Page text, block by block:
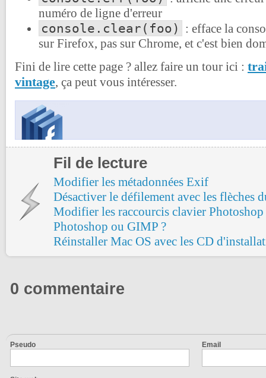
numéro de ligne d'erreur
console.clear(foo) : efface la
sur Firefox, pas sur Chrome, et c'est bien
Fini de lire cette page ? allez faire un tour ici :
vintage, ça peut vous intéresser.
Fil de lecture
Modifier les métadonnées Exif
Désactiver le défilement avec les flèches
Modifier les raccourcis clavier Photoshop
Photoshop ou GIMP ?
Réinstaller Mac OS avec les CD
0 commentaire
Pseudo Email